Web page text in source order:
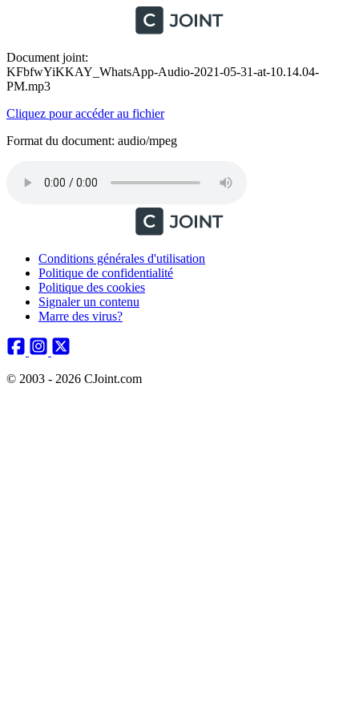
Document joint:
KFbfwYiKKAY_WhatsApp-Audio-2021-05-31-at-10.14.04-
PM.mp3
Cliquez pour accéder au fichier
Format du document: audio/mpeg
Conditions générales d'utilisation
Politique de confidentialité
Politique des cookies
Signaler un contenu
Marre des virus?
© 2003 - 2026 CJoint.com